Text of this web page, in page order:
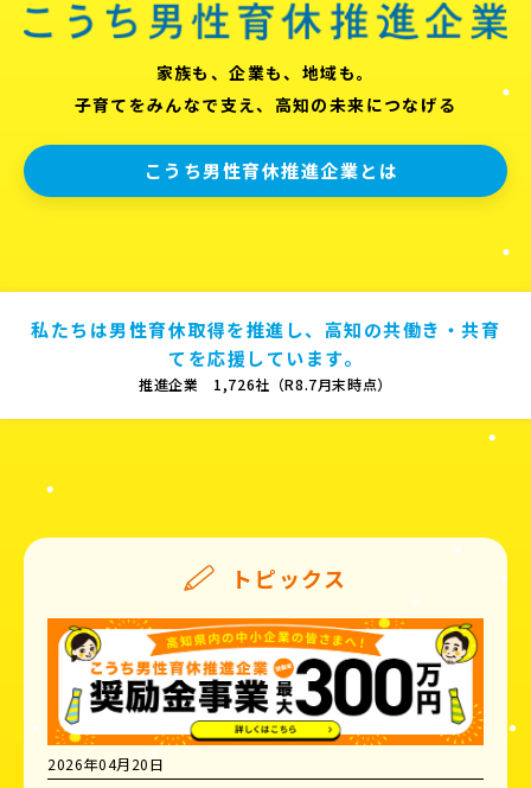
家族も、企業も、地域も。
子育てをみんなで支え、高知の未来につなげる
こうち男性育休推進企業とは
私たちは男性育休取得を推進し、高知の共働き・共育
てを応援しています。
推進企業 1,726社（R8.7月末時点）
トピックス
2026年04月20日